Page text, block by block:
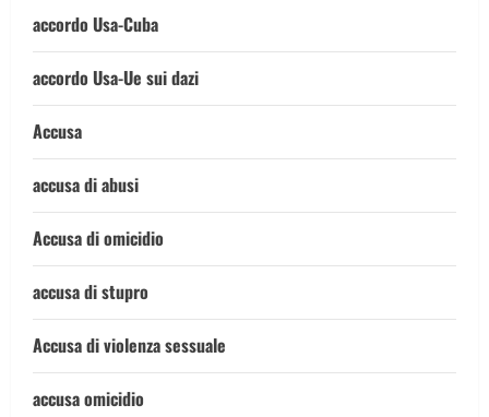
accordo Usa-Cuba
accordo Usa-Ue sui dazi
Accusa
accusa di abusi
Accusa di omicidio
accusa di stupro
Accusa di violenza sessuale
accusa omicidio